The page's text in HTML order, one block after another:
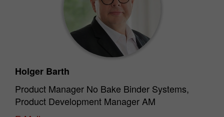
Holger Barth
Product Manager No Bake Binder Systems,
Product Development Manager AM